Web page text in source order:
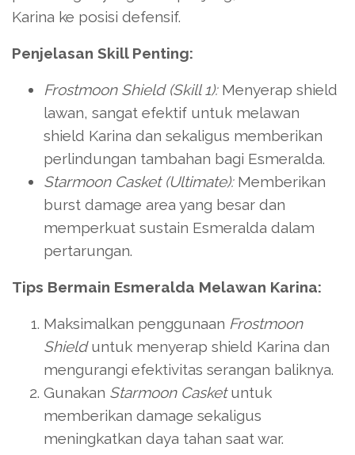
Karina ke posisi defensif.
Penjelasan Skill Penting:
Frostmoon Shield (Skill 1):Menyerap shield
lawan, sangat efektif untuk melawan
shield Karina dan sekaligus memberikan
perlindungan tambahan bagi Esmeralda.
Starmoon Casket (Ultimate):Memberikan
burst damage area yang besar dan
memperkuat sustain Esmeralda dalam
pertarungan.
Tips Bermain Esmeralda Melawan Karina:
Maksimalkan penggunaan Frostmoon
Shielduntuk menyerap shield Karina dan
mengurangi efektivitas serangan baliknya.
Gunakan Starmoon Casketuntuk
memberikan damage sekaligus
meningkatkan daya tahan saat war.